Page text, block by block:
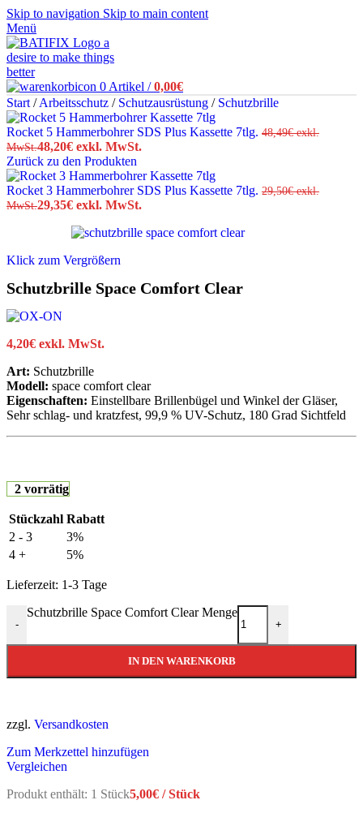
Skip to navigation Skip to main content
Menü
0 Artikel / 0,00€
Start / Arbeitsschutz / Schutzausrüstung / Schutzbrille
Rocket 5 Hammerbohrer SDS Plus Kassette 7tlg. 48,49€ exkl.
MwSt.48,20€ exkl. MwSt.
Zurück zu den Produkten
Rocket 3 Hammerbohrer SDS Plus Kassette 7tlg. 29,50€ exkl.
MwSt.29,35€ exkl. MwSt.
Klick zum Vergrößern
Schutzbrille Space Comfort Clear
4,20€ exkl. MwSt.
Art: Schutzbrille
Modell: space comfort clear
Eigenschaften: Einstellbare Brillenbügel und Winkel der Gläser,
Sehr schlag- und kratzfest, 99,9 % UV-Schutz, 180 Grad Sichtfeld
2 vorrätig
Stückzahl Rabatt
2 - 3
3%
4 +
5%
Lieferzeit: 1-3 Tage
-
Schutzbrille Space Comfort Clear Menge
+
IN DEN WARENKORB
zzgl. Versandkosten
Zum Merkzettel hinzufügen
Vergleichen
Produkt enthält: 1 Stück5,00€ /Stück